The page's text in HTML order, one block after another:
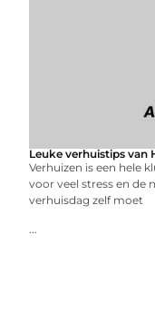
Leuke verhuistips van
Verhuizen is een hele
voor veel stress en de
verhuisdag zelf moet
...